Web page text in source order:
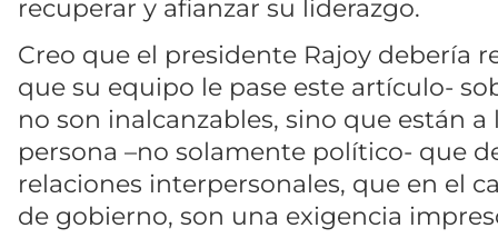
recuperar y afianzar su liderazgo.
Creo que el presidente Rajoy debería
que su equipo le pase este artículo-
no son inalcanzables, sino que están
persona –no solamente político- que
relaciones interpersonales, que en el
de gobierno, son una exigencia